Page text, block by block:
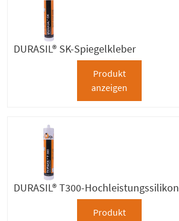
DURASIL® SK-Spiegelkleber
Produkt
anzeigen
DURASIL® T300-Hochleistungssilikon
Produkt